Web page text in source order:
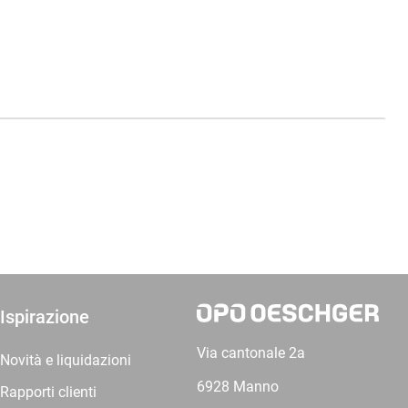
Ispirazione
Novità e liquidazioni
Rapporti clienti
Via cantonale 2a
6928 Manno